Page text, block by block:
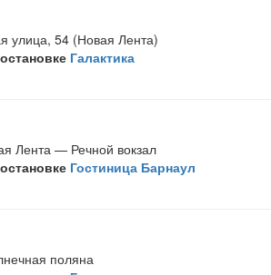
улица, 54 (Новая Лента)
Галактика
Лента — Речной вокзал
Гостиница Барнаул
поляна